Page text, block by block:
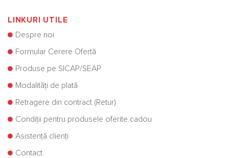
LINKURI UTILE
Despre noi
Formular Cerere Ofertă
Produse pe SICAP/SEAP
Modalități de plată
Retragere din contract (Retur)
Condiții pentru produsele oferite cadou
Asistență clienți
Contact